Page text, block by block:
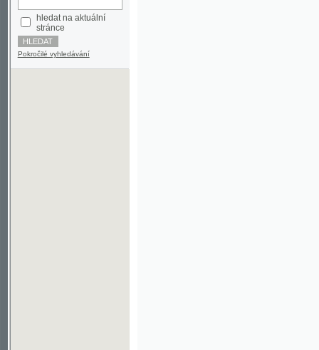
Pokročilé vyhledávání